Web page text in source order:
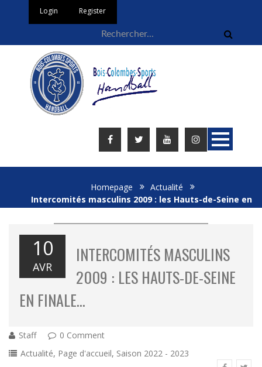
Login Register
Homepage
Actualité
Intercomités masculins 2009 : les Hauts-de-Seine en
finale…
10
AVR
INTERCOMITÉS MASCULINS
2009 : LES HAUTS-DE-SEINE
EN FINALE…
Staff
0 Comment
Actualité, Page d'accueil, Saison 2022 - 2023